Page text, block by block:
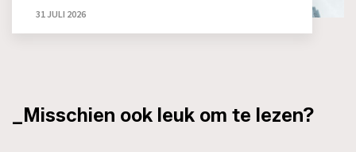
31 JULI 2026
_Misschien ook leuk om te lezen?